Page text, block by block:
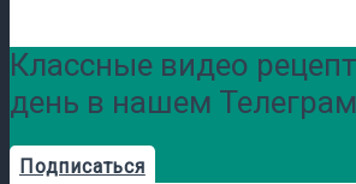
Классные видео
день в нашем
Подписаться